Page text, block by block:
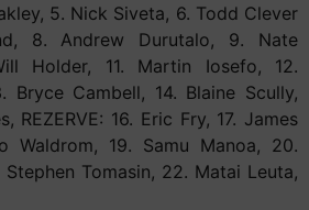
5. Nick Siveta, 6. Todd Clever
8. Andrew Durutalo, 9. Nate
Holder, 11. Martin Iosefo, 12.
Bryce Cambell, 14. Blaine Scully,
REZERVE: 16. Eric Fry, 17. James
Waldrom, 19. Samu Manoa, 20.
Stephen Tomasin, 22. Matai Leuta,